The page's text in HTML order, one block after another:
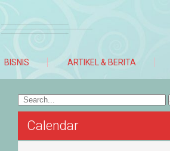
BISNIS ARTIKEL & BERITA
Calendar